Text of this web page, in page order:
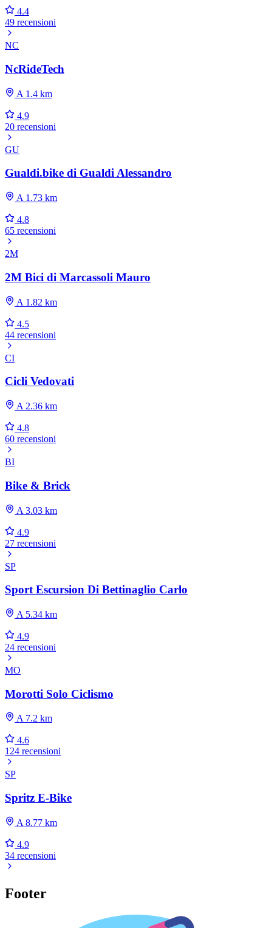
4.4
49 recensioni
NC
NcRideTech
A 1.4 km
4.9
20 recensioni
GU
Gualdi.bike di Gualdi Alessandro
A 1.73 km
4.8
65 recensioni
2M
2M Bici di Marcassoli Mauro
A 1.82 km
4.5
44 recensioni
CI
Cicli Vedovati
A 2.36 km
4.8
60 recensioni
BI
Bike & Brick
A 3.03 km
4.9
27 recensioni
SP
Sport Escursion Di Bettinaglio Carlo
A 5.34 km
4.9
24 recensioni
MO
Morotti Solo Ciclismo
A 7.2 km
4.6
124 recensioni
SP
Spritz E-Bike
A 8.77 km
4.9
34 recensioni
Footer